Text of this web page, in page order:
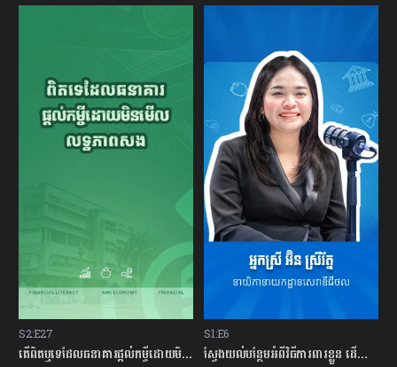
S2:E27
តើពិតឬទេដែលធនាគារផ្ដល់កម្ចីដោយមិនសិក្សាលើលទ្ធភាពសងត្រឡប់?
S1:E6
ស្វែងយល់បន្ថែមអំពីវិធីការពារខ្លួន ដើម្បីជៀសវាងពីការឆបោកតាមបច្ចេកវិទ្យាហិរញ្ញវត្ថុ!